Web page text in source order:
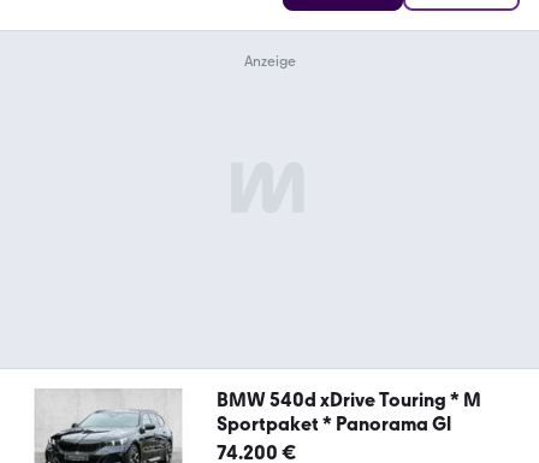
BMW 540d xDrive Touring * M
Sportpaket * Panorama Gl
74.200 €